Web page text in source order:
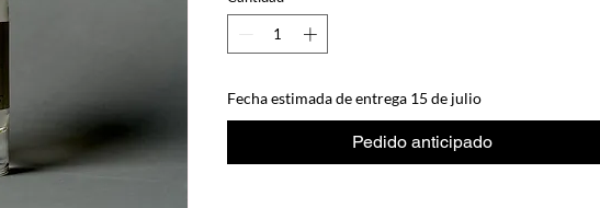
Fecha estimada de entrega 15 de julio
Pedido anticipado